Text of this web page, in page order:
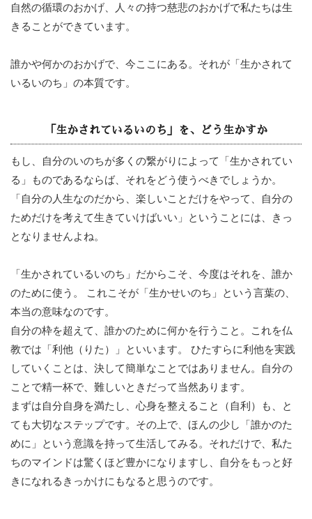
自然の循環のおかげ、人々の持つ慈悲のおかげで私たちは生
きることができています。
誰かや何かのおかげで、今ここにある。それが「生かされて
いるいのち」の本質です。
「生かされているいのち」を、どう生かすか
もし、自分のいのちが多くの繋がりによって「生かされてい
る」ものであるならば、それをどう使うべきでしょうか。
「自分の人生なのだから、楽しいことだけをやって、自分の
ためだけを考えて生きていけばいい」ということには、きっ
となりませんよね。
「生かされているいのち」だからこそ、今度はそれを、誰か
のために使う。 これこそが「生かせいのち」という言葉の、
本当の意味なのです。
自分の枠を超えて、誰かのために何かを行うこと。これを仏
教では「利他（りた）」といいます。 ひたすらに利他を実践
していくことは、決して簡単なことではありません。自分の
ことで精一杯で、難しいときだって当然あります。
まずは自分自身を満たし、心身を整えること（自利）も、と
ても大切なステップです。その上で、ほんの少し「誰かのた
めに」という意識を持って生活してみる。それだけで、私た
ちのマインドは驚くほど豊かになりますし、自分をもっと好
きになれるきっかけにもなると思うのです。